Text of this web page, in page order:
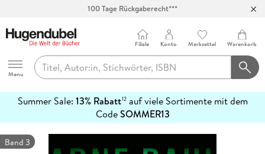
Hugendubel
Menu
Filiale Konto Merkzettel Warenkorb
Summer Sale: 13% Rabatt12auf viele Sortimente mit dem
CodeSOMMER13
erfahren
Band 3